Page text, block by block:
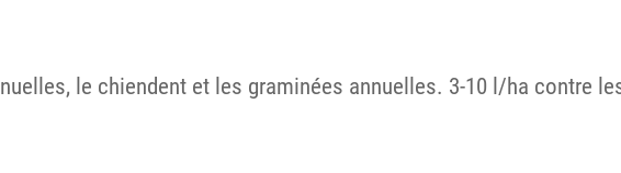
le chiendent et les graminées annuelles. 3-10 l/ha contre